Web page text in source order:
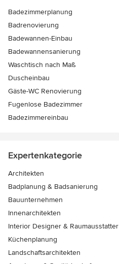
Badezimmerplanung
Badrenovierung
Badewannen-Einbau
Badewannensanierung
Waschtisch nach Maß
Duscheinbau
Gäste-WC Renovierung
Fugenlose Badezimmer
Badezimmereinbau
Expertenkategorie
Architekten
Badplanung & Badsanierung
Bauunternehmen
Innenarchitekten
Interior Designer & Raumausstatter
Küchenplanung
Landschaftsarchitekten